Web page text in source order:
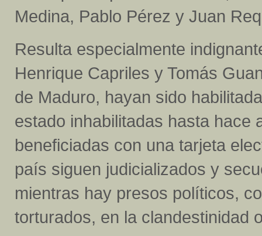
Medina, Pablo Pérez y Juan
Resulta especialmente
Henrique Capriles y Tomás
de Maduro, hayan sido
estado inhabilitadas hasta hace
beneficiadas con una tarjeta
país siguen judicializados y
mientras hay presos políticos,
torturados, en la clandestinidad